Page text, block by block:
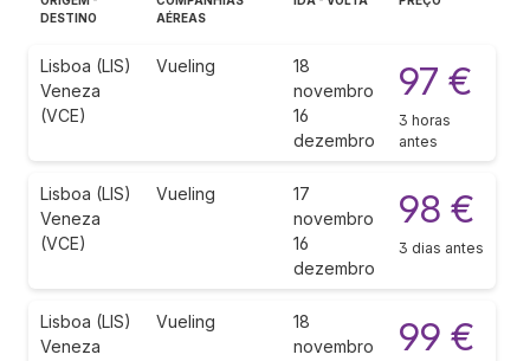
DESTINO
AÉREAS
Lisboa (LIS)
Veneza
(VCE)
Vueling
18
novembro
16
dezembro
97 €
3 horas
antes
Lisboa (LIS)
Veneza
(VCE)
Vueling
17
novembro
16
dezembro
98 €
3 dias antes
Lisboa (LIS)
Veneza
Vueling
18
novembro
99 €